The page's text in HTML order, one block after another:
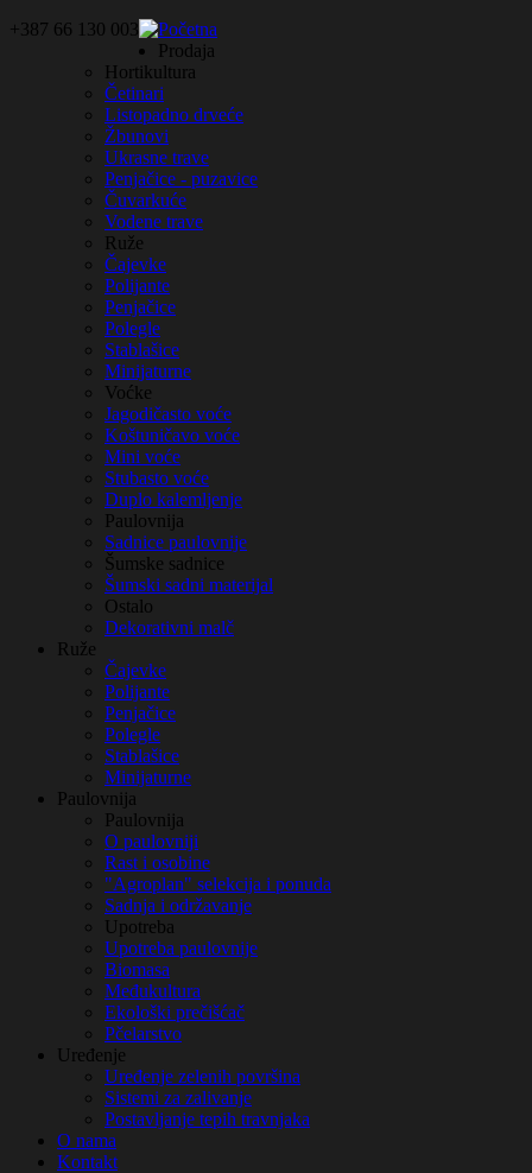
+387 66 130 003
Početna
Prodaja
Hortikultura
Četinari
Listopadno drveće
Žbunovi
Ukrasne trave
Penjačice - puzavice
Čuvarkuće
Vodene trave
Ruže
Čajevke
Polijante
Penjačice
Polegle
Stablašice
Minijaturne
Voćke
Jagodičasto voće
Koštuničavo voće
Mini voće
Stubasto voće
Duplo kalemljenje
Paulovnija
Sadnice paulovnije
Šumske sadnice
Šumski sadni materijal
Ostalo
Dekorativni malč
Ruže
Čajevke
Polijante
Penjačice
Polegle
Stablašice
Minijaturne
Paulovnija
Paulovnija
O paulovniji
Rast i osobine
"Agroplan" selekcija i ponuda
Sadnja i održavanje
Upotreba
Upotreba paulovnije
Biomasa
Međukultura
Ekološki prečišćač
Pčelarstvo
Uređenje
Uređenje zelenih površina
Sistemi za zalivanje
Postavljanje tepih travnjaka
O nama
Kontakt